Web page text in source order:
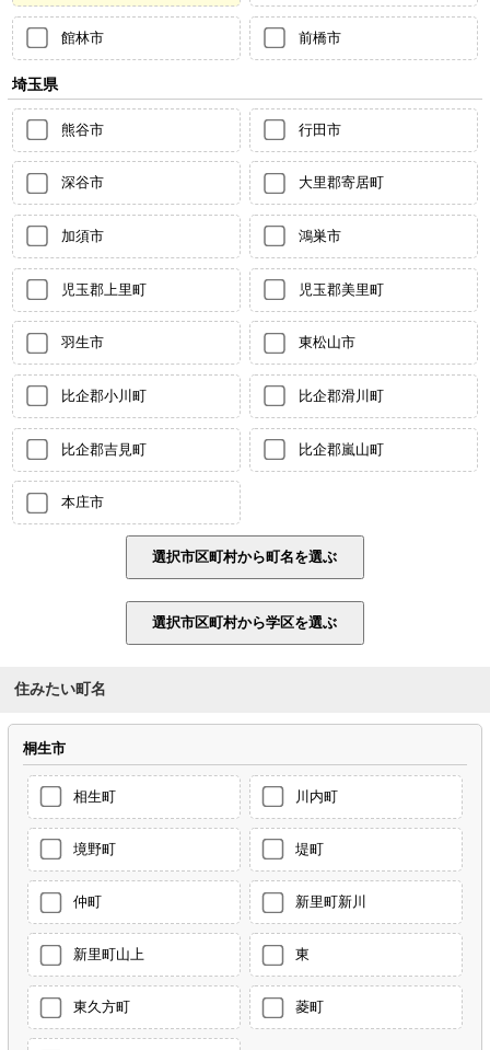
館林市 前橋市
埼玉県
熊谷市 行田市
深谷市 大里郡寄居町
加須市 鴻巣市
児玉郡上里町 児玉郡美里町
羽生市 東松山市
比企郡小川町 比企郡滑川町
比企郡吉見町 比企郡嵐山町
本庄市
住みたい町名
桐生市
相生町 川内町
境野町 堤町
仲町 新里町新川
新里町山上 東
東久方町 菱町